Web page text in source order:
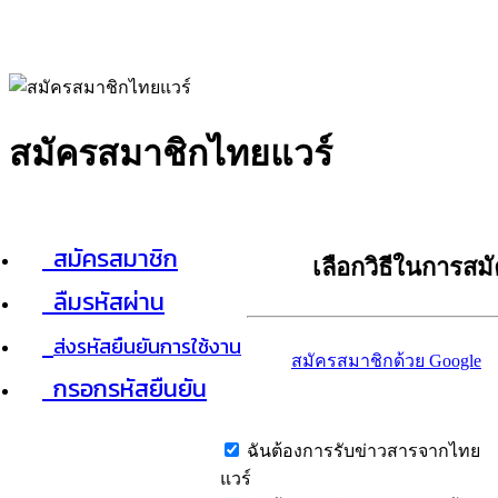
สมัครสมาชิกไทยแวร์
สมัครสมาชิก
ลืมรหัสผ่าน
ส่งรหัสยืนยันการใช้งาน
กรอกรหัสยืนยัน
เลือกวิธีในการส
สมัครสมาชิกด้วย Google
ฉันต้องการรับข่าวสารจากไทย
แวร์